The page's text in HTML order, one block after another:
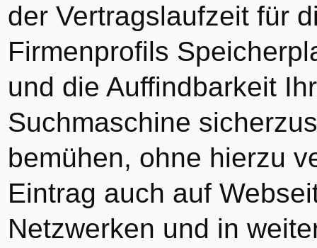
der Vertragslaufzeit für
Firmenprofils
und die Auffindbarkeit
Suchmaschine
bemühen, ohne hierzu
Eintrag auch auf
Netzwerken und in